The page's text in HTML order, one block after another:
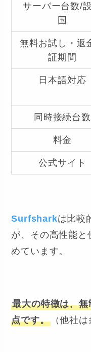
サーバー台数/
国
無料お試し・返
証期間
日本語対応
同時接続台数
料金
公式サイト
Surfsharkは比較
が、その高性能と
めています。
最大の特徴は、
点です。（他社は